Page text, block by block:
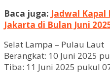
Baca juga: Jadwal
Jakarta di Bulan Juni
Selat Lampa – Pulau Laut
Berangkat: 10 Juni 2025
Tiba: 11 Juni 2025 pukul